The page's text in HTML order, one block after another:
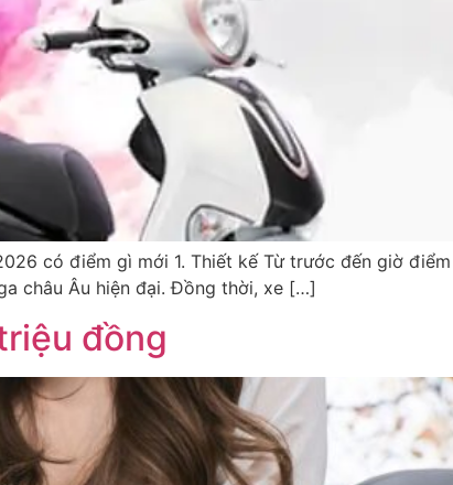
có điểm gì mới 1. Thiết kế Từ trước đến giờ
châu Âu hiện đại. Đồng thời, xe […]
đồng